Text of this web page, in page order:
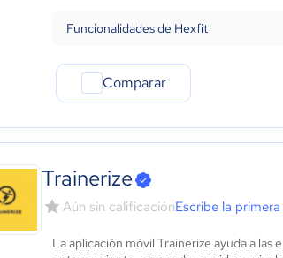
Funcionalidades de Hexfit
Comparar
Trainerize
Aún sin calificaciónEscribe la primera
La aplicación móvil Trainerize ayuda a